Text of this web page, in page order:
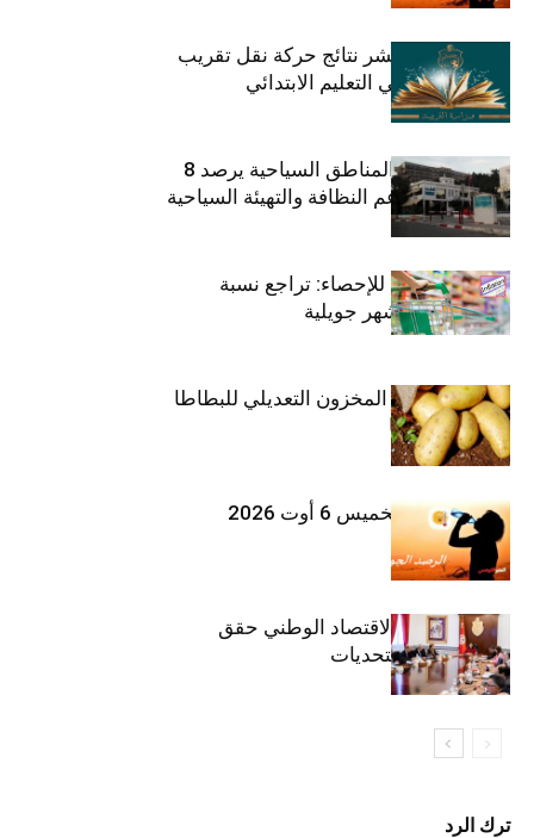
وزارة التربية تنشر نتائج حركة نقل تقريب
الأزواج لمدرّسي التعليم الابتدائي
صندوق حماية المناطق السياحية يرصد 8
مليون دينار لدعم النظافة والتهيئة السياحية
المعهد الوطني للإحصاء: تراجع نسبة
التضخم خلال شهر جويلية
وزارة الفلاحة : المخزون التعديلي للبطاطا
بلغ 12392 طنا
طقس اليوم الخميس 6 أوت 2026
وزيرة المالية: الاقتصاد الوطني حقق
مكاسب رغم التحديات
ترك الرد